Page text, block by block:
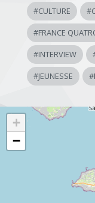
#CULTURE #
#FRANCE
#INTERVIEW
#JEUNESSE #
+
−